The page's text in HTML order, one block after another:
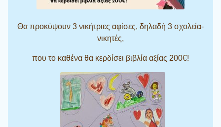
Θα προκύψουν 3 νικήτριες αφίσες, δηλαδή 3 σχολεία-
νικητές,
που το καθένα θα κερδίσει βιβλία αξίας 200€!